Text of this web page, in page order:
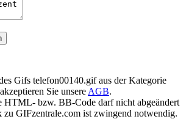
Gifs telefon00140.gif aus der Kategorie
Sie unsere AGB.
HTML- bzw. BB-Code darf nicht abgeändert
GIFzentrale.com ist zwingend notwendig.